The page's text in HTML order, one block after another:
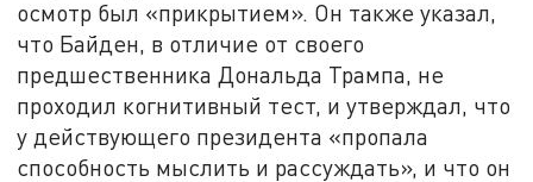
осмотр был «прикрытием». Он также указал,
что Байден, в отличие от своего
предшественника Дональда Трампа, не
проходил когнитивный тест, и утверждал, что
у действующего президента «пропала
способность мыслить и рассуждать», и что он